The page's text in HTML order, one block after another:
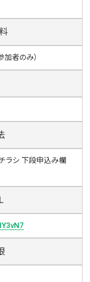
者のみ）
ラシ 下段申込み欄